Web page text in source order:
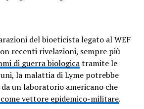
del bioeticista legato al WEF
recenti rivelazioni, sempre più
di guerra biologicatramite le
la malattia di Lyme potrebbe
un laboratorio americano che
vettore epidemico-militare.